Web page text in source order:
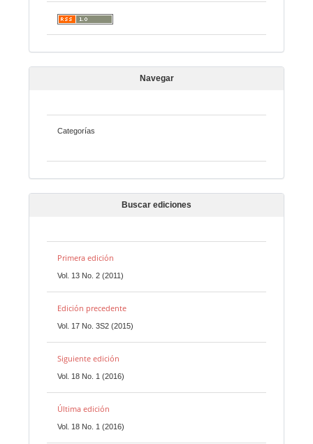
Navegar
Categorías
Buscar ediciones
Primera edición
Vol. 13 No. 2 (2011)
Edición precedente
Vol. 17 No. 3S2 (2015)
Siguiente edición
Vol. 18 No. 1 (2016)
Última edición
Vol. 18 No. 1 (2016)